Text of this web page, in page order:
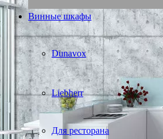
Винные шкафы
Dunavox
Liebherr
Для ресторана